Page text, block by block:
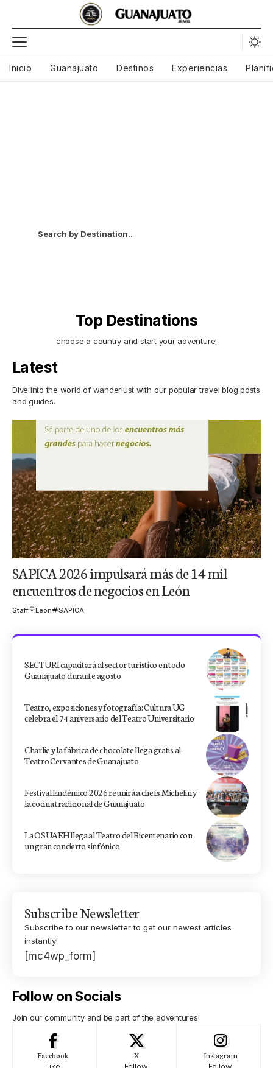
Inicio Guanajuato Destinos Experiencias
Top Destinations
choose a country and start your adventure!
Latest
Dive into the world of wanderlust with our popular travel blog posts
and guides.
SAPICA 2026 impulsará más de 14 mil
encuentros de negocios en León
Staff León SAPICA
SECTURI capacitará al sector turístico en todo
Guanajuato durante agosto
Teatro, exposiciones y fotografía: Cultura UG
celebra el 74 aniversario del Teatro Universitario
Charlie y la fábrica de chocolate llega gratis al
Teatro Cervantes de Guanajuato
Festival Endémico 2026 reunirá a chefs Michelin y
la cocina tradicional de Guanajuato
La OSUAEH llega al Teatro del Bicentenario con
un gran concierto sinfónico
Subscribe Newsletter
Subscribe to our newsletter to get our newest articles
instantly!
[mc4wp_form]
Follow on Socials
Join our community and be part of the adventures!
Facebook X Instagram